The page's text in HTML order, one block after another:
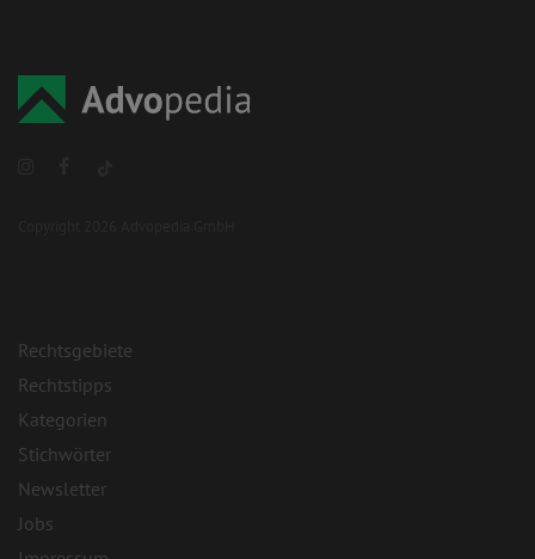
Rechtsgebiete
Rechtstipps
Kategorien
Stichwörter
Newsletter
Jobs